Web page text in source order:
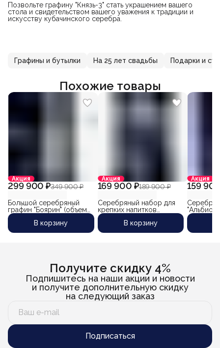
Позвольте графину "Князь-3" стать украшением вашего
стола и свидетельством вашего уважения к традиции и
искусству кубачинского серебра.
Графины и бутылки На 25 лет свадьбы Подарки и
Похожие товары
Акция
299 900 ₽349 900 ₽
Большой серебряный
графин "Боярин" (объем
2000 мл)
В корзину
Акция
169 900 ₽189 900 ₽
Серебряный набор для
крепких напитков
"Сибиряк-3" (5
предметов)В корзину
Акция
159
мл)
Получите скидку 4%
Подпишитесь на наши акции и новости
и получите дополнительную скидку
на следующий заказ
Подписаться